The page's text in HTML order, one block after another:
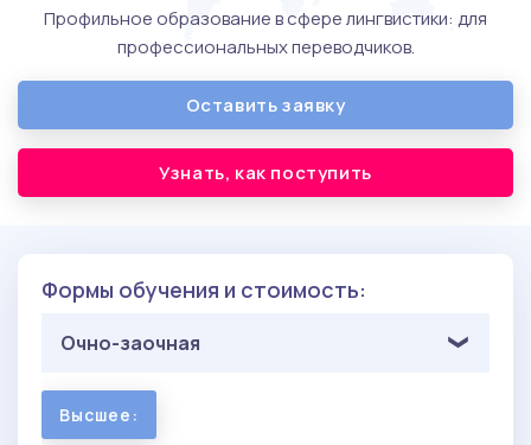
Профильное образование в сфере лингвистики: для
профессиональных переводчиков.
Оставить заявку
Узнать, как поступить
Формы обучения и стоимость:
Очно-заочная
Высшее: